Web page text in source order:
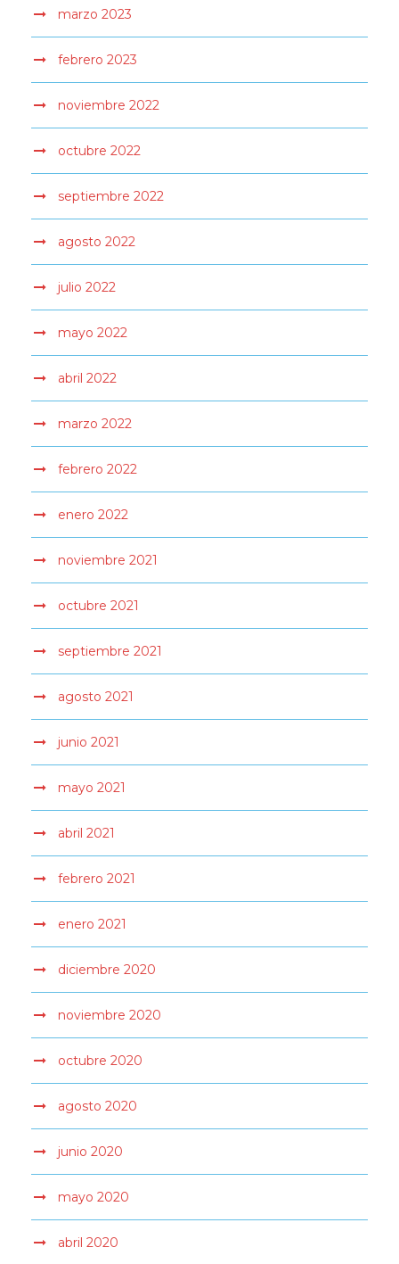
marzo 2023
febrero 2023
noviembre 2022
octubre 2022
septiembre 2022
agosto 2022
julio 2022
mayo 2022
abril 2022
marzo 2022
febrero 2022
enero 2022
noviembre 2021
octubre 2021
septiembre 2021
agosto 2021
junio 2021
mayo 2021
abril 2021
febrero 2021
enero 2021
diciembre 2020
noviembre 2020
octubre 2020
agosto 2020
junio 2020
mayo 2020
abril 2020